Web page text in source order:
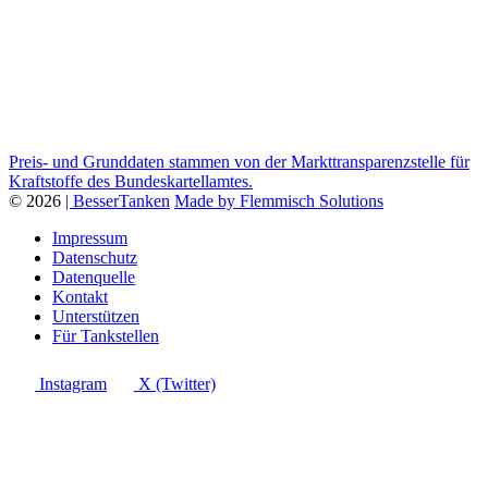
Preis- und Grunddaten stammen von der Markttransparenzstelle für
Kraftstoffe des Bundeskartellamtes.
© 2026 | BesserTanken Made by Flemmisch Solutions
Impressum
Datenschutz
Datenquelle
Kontakt
Unterstützen
Für Tankstellen
Instagram X (Twitter)